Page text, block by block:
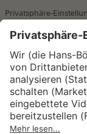
Privatsphäre-